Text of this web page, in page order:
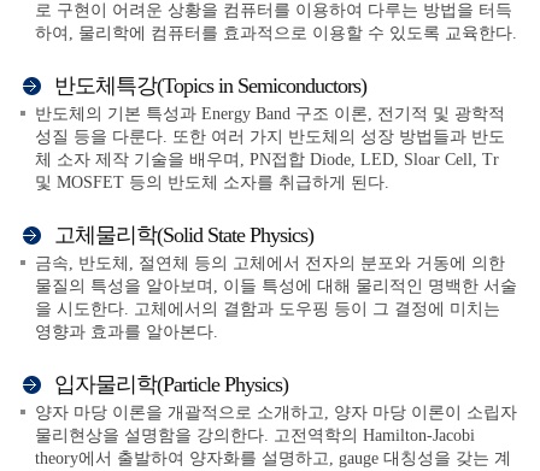
로 구현이 어려운 상황을 컴퓨터를 이용하여 다루는 방법을 터득
하여, 물리학에 컴퓨터를 효과적으로 이용할 수 있도록 교육한다.
반도체특강(Topics in Semiconductors)
반도체의 기본 특성과 Energy Band 구조 이론, 전기적 및 광학적
성질 등을 다룬다. 또한 여러 가지 반도체의 성장 방법들과 반도
체 소자 제작 기술을 배우며, PN접합 Diode, LED, Sloar Cell, Tr
및 MOSFET 등의 반도체 소자를 취급하게 된다.
고체물리학(Solid State Physics)
금속, 반도체, 절연체 등의 고체에서 전자의 분포와 거동에 의한
물질의 특성을 알아보며, 이들 특성에 대해 물리적인 명백한 서술
을 시도한다. 고체에서의 결함과 도우핑 등이 그 결정에 미치는
영향과 효과를 알아본다.
입자물리학(Particle Physics)
양자 마당 이론을 개괄적으로 소개하고, 양자 마당 이론이 소립자
물리현상을 설명함을 강의한다. 고전역학의 Hamilton-Jacobi
theory에서 출발하여 양자화를 설명하고, gauge 대칭성을 갖는 계